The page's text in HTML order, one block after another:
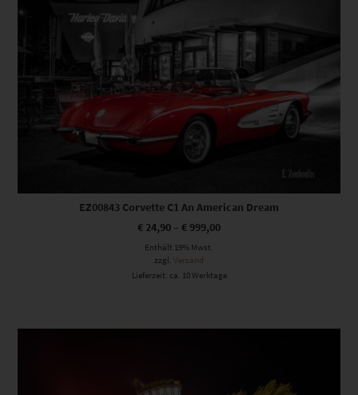
EZ00843 Corvette C1 An American Dream
€ 24,90 – € 999,00
Enthält 19% Mwst.
zzgl.
Versand
Lieferzeit: ca. 10 Werktage
Dieses Produkt weist mehrere Varianten auf. Die Optionen können auf der Produktseite gewählt werden